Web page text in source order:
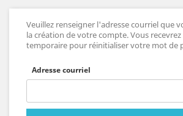
Veuillez renseigner l'adresse courriel que
la création de votre compte. Vous
temporaire pour réinitialiser votre mot de
Adresse courriel